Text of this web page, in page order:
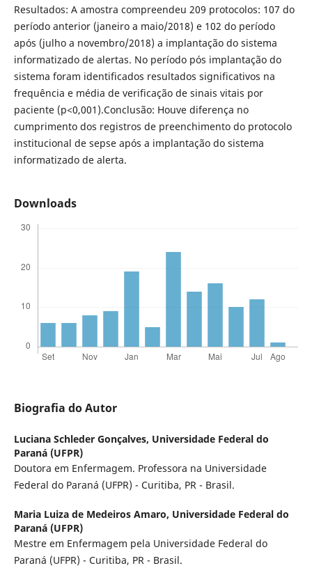
Resultados: A amostra compreendeu 209 protocolos: 107 do
período anterior (janeiro a maio/2018) e 102 do período
após (julho a novembro/2018) a implantação do sistema
informatizado de alertas. No período pós implantação do
sistema foram identificados resultados significativos na
frequência e média de verificação de sinais vitais por
paciente (p<0,001).Conclusão: Houve diferença no
cumprimento dos registros de preenchimento do protocolo
institucional de sepse após a implantação do sistema
informatizado de alerta.
Downloads
Biografia do Autor
Luciana Schleder Gonçalves, Universidade Federal do
Paraná (UFPR)
Doutora em Enfermagem. Professora na Universidade
Federal do Paraná (UFPR) - Curitiba, PR - Brasil.
Maria Luiza de Medeiros Amaro, Universidade Federal do
Paraná (UFPR)
Mestre em Enfermagem pela Universidade Federal do
Paraná (UFPR) - Curitiba, PR - Brasil.